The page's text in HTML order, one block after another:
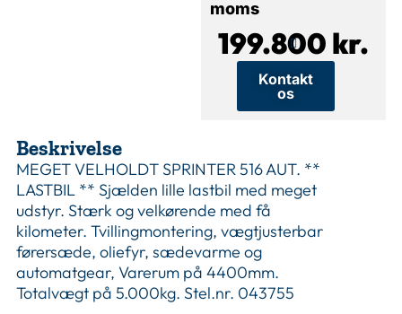
moms
199.800 kr.
Kontakt
os
Beskrivelse
MEGET VELHOLDT SPRINTER 516 AUT. **
LASTBIL ** Sjælden lille lastbil med meget
udstyr. Stærk og velkørende med få
kilometer. Tvillingmontering, vægtjusterbar
førersæde, oliefyr, sædevarme og
automatgear, Varerum på 4400mm.
Totalvægt på 5.000kg. Stel.nr. 043755